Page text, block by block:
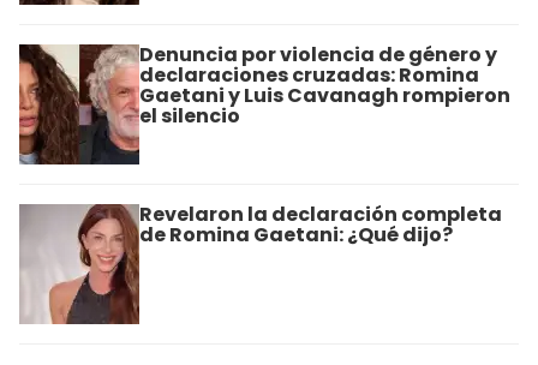
Denuncia por violencia de género y
declaraciones cruzadas: Romina
Gaetani y Luis Cavanagh rompieron
el silencio
Revelaron la declaración completa
de Romina Gaetani: ¿Qué dijo?